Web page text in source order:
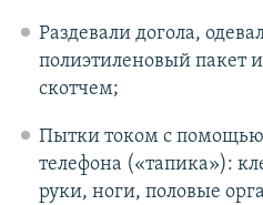
Раздевали догола,
полиэтиленовый пакет
скотчем;
Пытки током с помощью
телефона («тапика»):
руки, ноги, половые